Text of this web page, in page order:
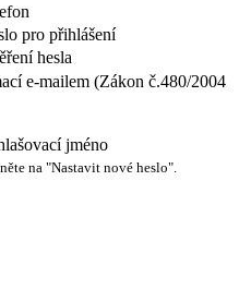
pro přihlášení
hesla
e-mailem (Zákon č.480/2004
jméno
na "Nastavit nové heslo".